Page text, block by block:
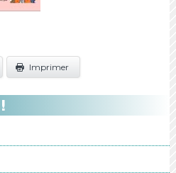
Imprimer